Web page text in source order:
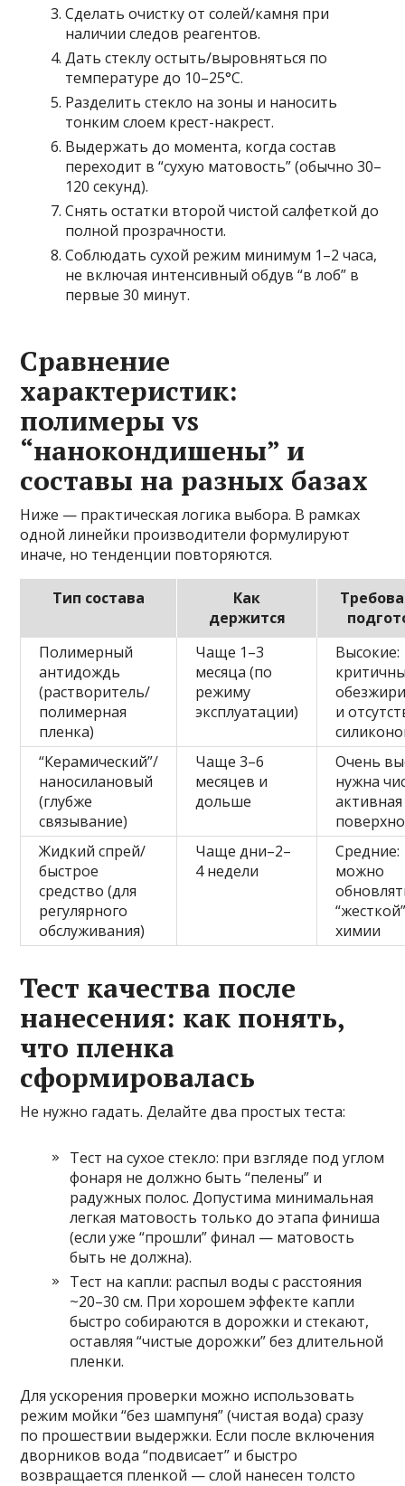
Сделать очистку от солей/камня при
наличии следов реагентов.
Дать стеклу остыть/выровняться по
температуре до 10–25°C.
Разделить стекло на зоны и наносить
тонким слоем крест-накрест.
Выдержать до момента, когда состав
переходит в “сухую матовость” (обычно 30–
120 секунд).
Снять остатки второй чистой салфеткой до
полной прозрачности.
Соблюдать сухой режим минимум 1–2 часа,
не включая интенсивный обдув “в лоб” в
первые 30 минут.
Сравнение
характеристик:
полимеры vs
“нанокондишены” и
составы на разных базах
Ниже — практическая логика выбора. В рамках
одной линейки производители формулируют
иначе, но тенденции повторяются.
Тип состава
Как
держится
Полимерный
антидождь
(растворитель/
полимерная
пленка)
Чаще 1–3
месяца (по
режиму
эксплуатации)
Высокие:
и
“Керамический”/
наносилановый
(глубже
связывание)
Чаще 3–6
месяцев и
дольше
Очень
нужна
активная
Жидкий спрей/
быстрое
средство (для
регулярного
обслуживания)
Чаще дни–2–
4 недели
Средние:
можно
химии
Тест качества после
нанесения: как понять,
что пленка
сформировалась
Не нужно гадать. Делайте два простых теста:
Тест на сухое стекло: при взгляде под углом
фонаря не должно быть “пелены” и
радужных полос. Допустима минимальная
легкая матовость только до этапа финиша
(если уже “прошли” финал — матовость
быть не должна).
Тест на капли: распыл воды с расстояния
~20–30 см. При хорошем эффекте капли
быстро собираются в дорожки и стекают,
оставляя “чистые дорожки” без длительной
пленки.
Для ускорения проверки можно использовать
режим мойки “без шампуня” (чистая вода) сразу
по прошествии выдержки. Если после включения
дворников вода “подвисает” и быстро
возвращается пленкой — слой нанесен толсто